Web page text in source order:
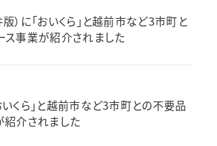
）に「おいくら」と越前市など3市町と
ス事業が紹介されました
くら」と越前市など3市町との不要品
紹介されました